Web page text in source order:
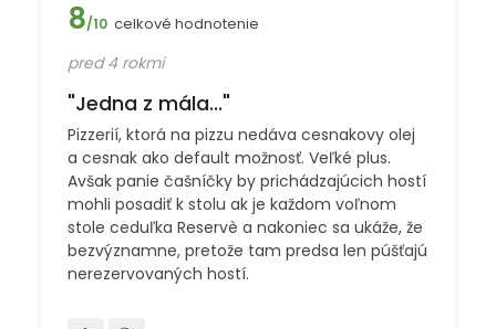
8/10 celkové hodnotenie
pred 4 rokmi
"Jedna z mála..."
Pizzerií, ktorá na pizzu nedáva cesnakovy olej
a cesnak ako default možnosť. Veľké plus.
Avšak panie čašníčky by prichádzajúcich hostí
mohli posadiť k stolu ak je každom voľnom
stole ceduľka Reservè a nakoniec sa ukáže, že
bezvýznamne, pretože tam predsa len púšťajú
nerezervovaných hostí.